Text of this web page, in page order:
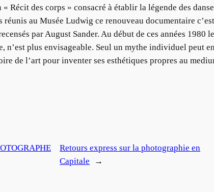
Récit des corps » consacré à établir la légende des
au Musée Ludwig ce renouveau documentaire
par August Sander. Au début de ces années 1980
plus envisageable. Seul un mythe individuel peut
de l’art pour inventer ses esthétiques propres au
Retours express sur la photographie en
Capitale
→